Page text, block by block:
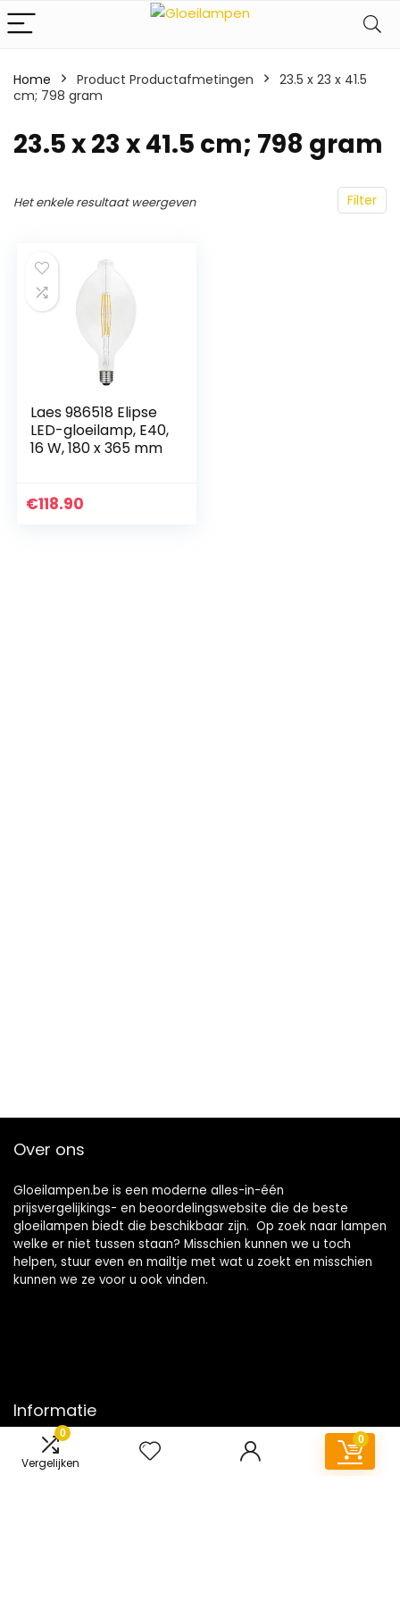
0
Vergelijken
0
Home Product Productafmetingen
‎23.5 x 23 x 41.5
cm; 798 gram
‎23.5 x 23 x 41.5 cm; 798 gram
Filter
Het enkele resultaat weergeven
Laes 986518 Elipse
LED-gloeilamp, E40,
16 W, 180 x 365 mm
€118.90
Over ons
Gloeilampen.be is een moderne alles-in-één
prijsvergelijkings- en beoordelingswebsite die de beste
gloeilampen biedt die beschikbaar zijn. Op zoek naar lampen
welke er niet tussen staan? Misschien kunnen we u toch
helpen, stuur even en mailtje met wat u zoekt en misschien
kunnen we ze voor u ook vinden.
Informatie
Contact